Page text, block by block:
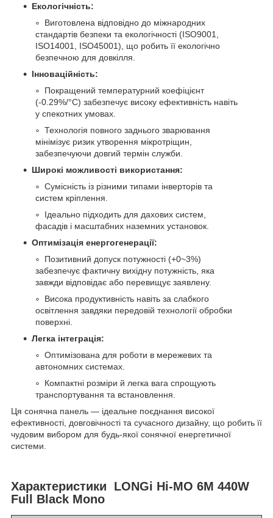
Екологічність:
Виготовлена відповідно до міжнародних
стандартів безпеки та екологічності (ISO9001,
ISO14001, ISO45001), що робить її екологічно
безпечною для довкілля.
Інноваційність:
Покращений температурний коефіцієнт
(-0.29%/°C) забезпечує високу ефективність навіть
у спекотних умовах.
Технологія повного заднього зварювання
мінімізує ризик утворення мікротріщин,
забезпечуючи довгий термін служби.
Широкі можливості використання:
Сумісність із різними типами інверторів та
систем кріплення.
Ідеально підходить для дахових систем,
фасадів і масштабних наземних установок.
Оптимізація енергогенерації:
Позитивний допуск потужності (+0~3%)
забезпечує фактичну вихідну потужність, яка
завжди відповідає або перевищує заявлену.
Висока продуктивність навіть за слабкого
освітлення завдяки передовій технології обробки
поверхні.
Легка інтеграція:
Оптимізована для роботи в мережевих та
автономних системах.
Компактні розміри й легка вага спрощують
транспортування та встановлення.
Ця сонячна панель — ідеальне поєднання високої
ефективності, довговічності та сучасного дизайну, що робить її
чудовим вибором для будь-якої сонячної енергетичної
системи.
Характеристики
LONGi Hi-MO 6M 440W
Full Black Mono